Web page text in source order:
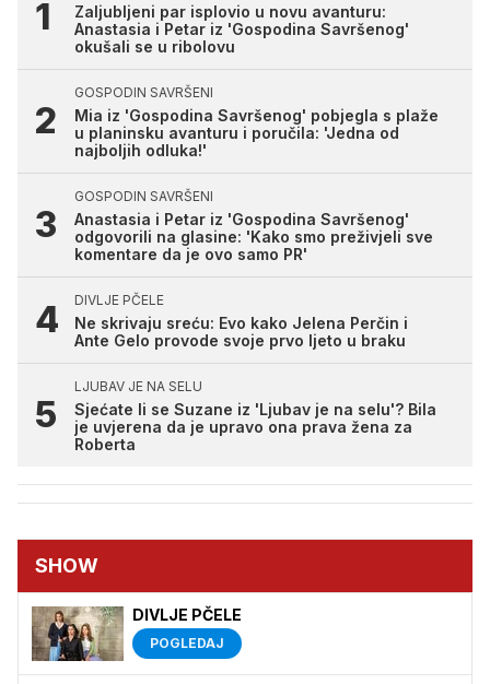
Zaljubljeni par isplovio u novu avanturu:
Anastasia i Petar iz 'Gospodina Savršenog'
okušali se u ribolovu
GOSPODIN SAVRŠENI
Mia iz 'Gospodina Savršenog' pobjegla s plaže
u planinsku avanturu i poručila: 'Jedna od
najboljih odluka!'
GOSPODIN SAVRŠENI
Anastasia i Petar iz 'Gospodina Savršenog'
odgovorili na glasine: 'Kako smo preživjeli sve
komentare da je ovo samo PR'
DIVLJE PČELE
Ne skrivaju sreću: Evo kako Jelena Perčin i
Ante Gelo provode svoje prvo ljeto u braku
LJUBAV JE NA SELU
Sjećate li se Suzane iz 'Ljubav je na selu'? Bila
je uvjerena da je upravo ona prava žena za
Roberta
SHOW
DIVLJE PČELE
POGLEDAJ